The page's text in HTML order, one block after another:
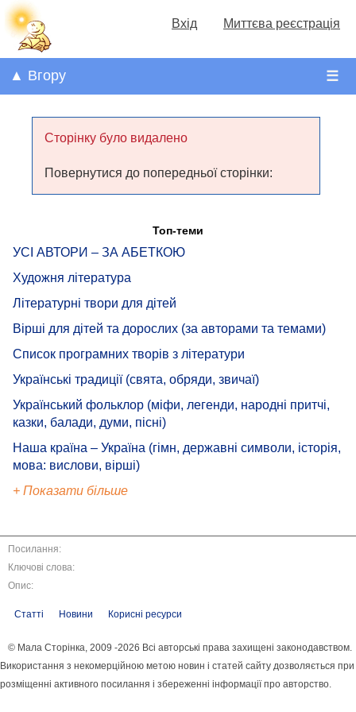
Вхід Миттєва реєстрація
☰
▲ Вгору
Сторінку було видалено
Повернутися до попередньої сторінки:
Топ-теми
УСІ АВТОРИ – ЗА АБЕТКОЮ
Художня література
Літературні твори для дітей
Вірші для дітей та дорослих (за авторами та темами)
Список програмних творів з літератури
Українські традиції (свята, обряди, звичаї)
Український фольклор (міфи, легенди, народні притчі,
казки, балади, думи, пісні)
Наша країна – Україна (гімн, державні символи, історія,
мова: вислови, вірші)
+ Показати більше
Посилання:
Ключові слова:
Опис:
Статті Новини Корисні ресурси
© Мала Сторінка, 2009 -2026 Всі авторські права захищені законодавством.
Використання з некомерційною метою новин і статей сайту дозволяється при
розміщенні активного посилання і збереженні інформації про авторство.